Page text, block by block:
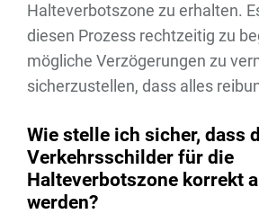
Halteverbotszone zu erhalten.
diesen Prozess rechtzeitig zu
mögliche Verzögerungen zu
sicherzustellen, dass alles
Wie stelle ich sicher, dass
Verkehrsschilder für die
Halteverbotszone korrekt
werden?